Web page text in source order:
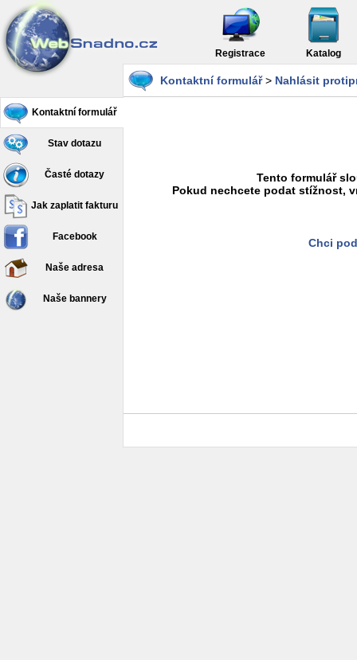
Registrace Katalog
Kontaktní formulář
Stav dotazu
Časté dotazy
Jak zaplatit fakturu
Facebook
Naše adresa
Naše bannery
Kontaktní formulář> Nahlásit
Tento formulář
Pokud nechcete podat stížnost,
Chci